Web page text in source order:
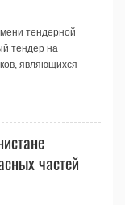
тендерной
тендер на
являющихся
частей